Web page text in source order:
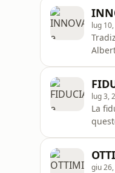
lug
lug 3,
La
giu